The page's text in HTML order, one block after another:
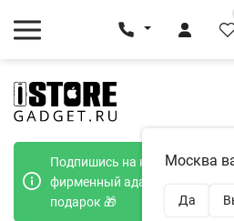
Москва
Да
Подпишись на наш телеграмм
фирменный адаптер Type-C
подарок 🎁